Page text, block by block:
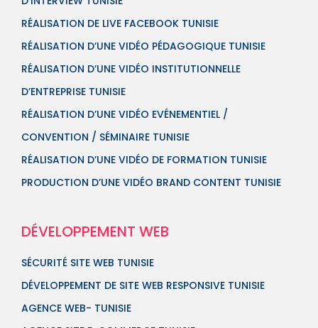
RÉALISATION DE LIVE FACEBOOK TUNISIE
RÉALISATION D’UNE VIDÉO PÉDAGOGIQUE TUNISIE
RÉALISATION D’UNE VIDÉO INSTITUTIONNELLE
D’ENTREPRISE TUNISIE
RÉALISATION D’UNE VIDÉO EVÉNEMENTIEL /
CONVENTION / SÉMINAIRE TUNISIE
RÉALISATION D’UNE VIDÉO DE FORMATION TUNISIE
PRODUCTION D’UNE VIDÉO BRAND CONTENT TUNISIE
DÉVELOPPEMENT WEB
SÉCURITÉ SITE WEB TUNISIE
DÉVELOPPEMENT DE SITE WEB RESPONSIVE TUNISIE
AGENCE WEB- TUNISIE